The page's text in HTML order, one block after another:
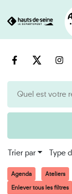
au
Trier par Type
Agenda Ateliers
Enlever tous les filtres
Cookies et traceurs